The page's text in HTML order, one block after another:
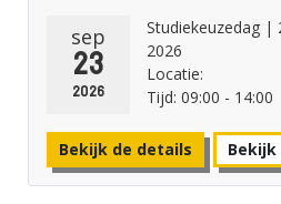
sep
23
2026
Studiekeuzedag |
2026
Locatie:
Tijd: 09:00 - 14:00
Bekijk de details Bekijk